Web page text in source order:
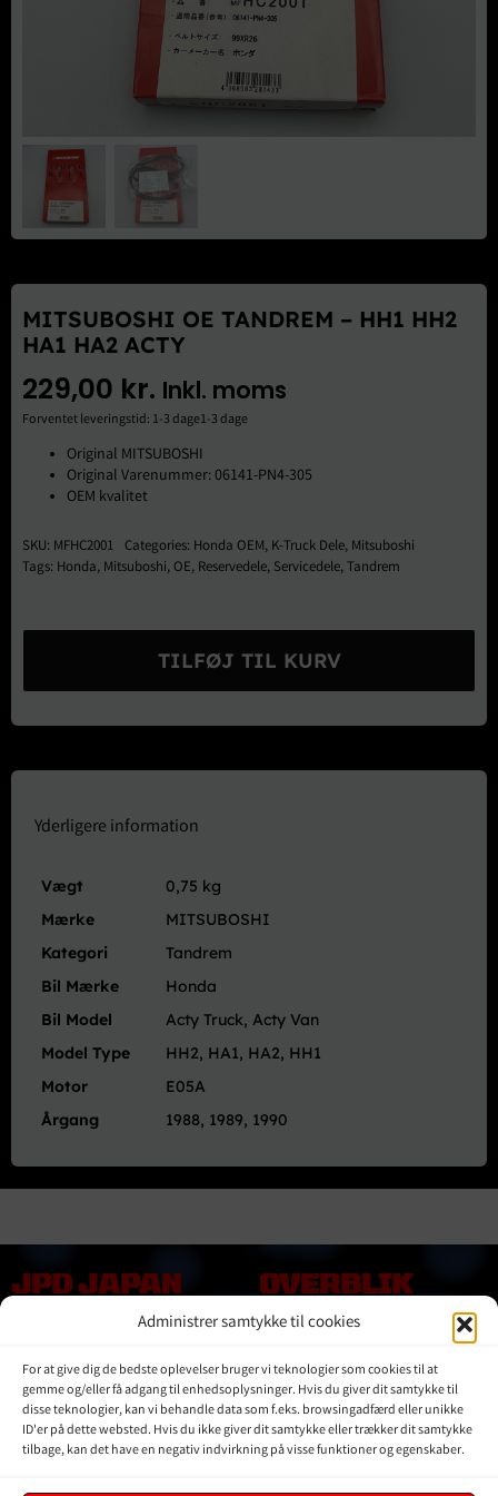
Administrer samtykke til cookies
For at give dig de bedste oplevelser bruger vi teknologier som cookies til at
gemme og/eller få adgang til enhedsoplysninger. Hvis du giver dit samtykke til
disse teknologier, kan vi behandle data som f.eks. browsingadfærd eller unikke
ID'er på dette websted. Hvis du ikke giver dit samtykke eller trækker dit samtykke
tilbage, kan det have en negativ indvirkning på visse funktioner og egenskaber.
MITSUBOSHI OE TANDREM – HH1 HH2
HA1 HA2 ACTY
229,00 kr. Inkl. moms
Forventet leveringstid: 1-3 dage1-3 dage
Original MITSUBOSHI
Original Varenummer: 06141-PN4-305
OEM kvalitet
SKU: MFHC2001 Categories: Honda OEM, K-Truck Dele, Mitsuboshi
Tags: Honda, Mitsuboshi,OE, Reservedele, Servicedele,Tandrem
Tandrem
-
HA1
TILFØJ TIL KURV
Yderligere information
Vægt
0,75 kg
Mærke
MITSUBOSHI
Kategori
Tandrem
Bil Mærke
Honda
Bil Model
Acty Truck, Acty Van
Model Type
HH2, HA1, HA2, HH1
Motor
E05A
Årgang
1988, 1989, 1990
JPD JAPAN
DENMARK
Kontakt Os
Om JPD Japan Denmark
Handelsbetingelser
Privat Politik
OVERBLIK
Online shop
Vores Mærker